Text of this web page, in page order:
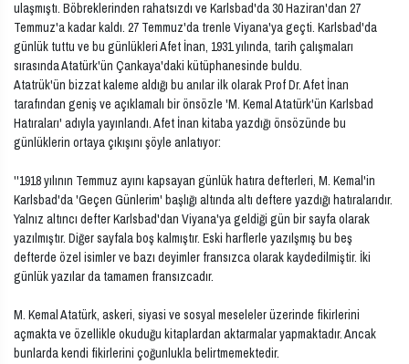
ulaşmıştı. Böbreklerinden rahatsızdı ve Karlsbad'da 30 Haziran'dan 27
Temmuz'a kadar kaldı. 27 Temmuz'da trenle Viyana'ya geçti. Karlsbad'da
günlük tuttu ve bu günlükleri Afet İnan, 1931 yılında, tarih çalışmaları
sırasında Atatürk'ün Çankaya'daki kütüphanesinde buldu.
Atatrük'ün bizzat kaleme aldığı bu anılar ilk olarak Prof Dr. Afet İnan
tarafından geniş ve açıklamalı bir önsözle 'M. Kemal Atatürk'ün Karlsbad
Hatıraları' adıyla yayınlandı. Afet İnan kitaba yazdığı önsözünde bu
günlüklerin ortaya çıkışını şöyle anlatıyor:
''1918 yılının Temmuz ayını kapsayan günlük hatıra defterleri, M. Kemal'in
Karlsbad'da 'Geçen Günlerim' başlığı altında altı deftere yazdığı hatıralarıdır.
Yalnız altıncı defter Karlsbad'dan Viyana'ya geldiği gün bir sayfa olarak
yazılmıştır. Diğer sayfala boş kalmıştır. Eski harflerle yazılşmış bu beş
defterde özel isimler ve bazı deyimler fransızca olarak kaydedilmiştir. İki
günlük yazılar da tamamen fransızcadır.
M. Kemal Atatürk, askeri, siyasi ve sosyal meseleler üzerinde fikirlerini
açmakta ve özellikle okuduğu kitaplardan aktarmalar yapmaktadır. Ancak
bunlarda kendi fikirlerini çoğunlukla belirtmemektedir.